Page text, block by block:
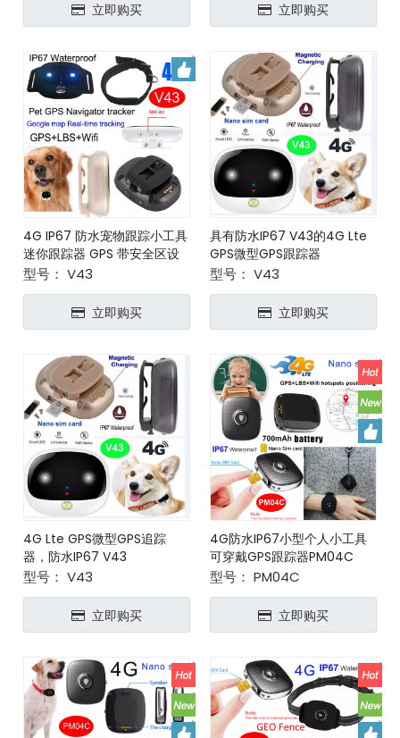
立即购买 立即购买
4G IP67 防水宠物跟踪小工具
迷你跟踪器 GPS 带安全区设
置 V43
型号： V43
立即购买
具有防水IP67 V43的4G Lte
GPS微型GPS跟踪器
型号： V43
立即购买
4G Lte GPS微型GPS追踪
器，防水IP67 V43
型号： V43
立即购买
4G防水IP67小型个人小工具
可穿戴GPS跟踪器PM04C
型号： PM04C
立即购买